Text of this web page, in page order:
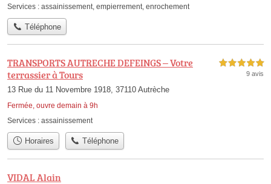
Services : assainissement, empierrement, enrochement
Téléphone
TRANSPORTS AUTRECHE DEFEINGS – Votre
terrassier à Tours
13 Rue du 11 Novembre 1918, 37110 Autrèche
Fermée, ouvre demain à 9h
5,0 étoiles sur 5
9 avis
Services : assainissement
Horaires Téléphone
VIDAL Alain